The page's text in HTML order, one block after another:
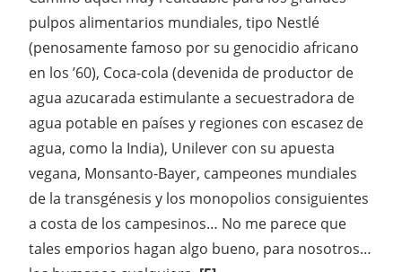
pulpos alimentarios mundiales, tipo Nestlé
(penosamente famoso por su genocidio africano
en los ’60), Coca-cola (devenida de productor de
agua azucarada estimulante a secuestradora de
agua potable en países y regiones con escasez de
agua, como la India), Unilever con su apuesta
vegana, Monsanto-Bayer, campeones mundiales
de la transgénesis y los monopolios consiguientes
a costa de los campesinos… No me parece que
tales emporios hagan algo bueno, para nosotros…